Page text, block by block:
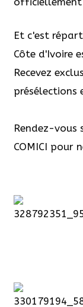
Et c'est
Côte d'Ivoire
Recevez
présélections
Rendez-
COMICI pour